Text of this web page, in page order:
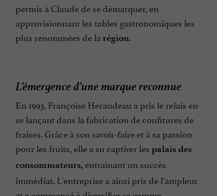
permis à Claude de se démarquer, en
approvisionnant les tables gastronomiques les
plus renommées de la région.
L’émergence d’une marque reconnue
En 1993, Françoise Heraudeau a pris le relais en
se lançant dans la fabrication de confitures de
fraises. Grâce à son savoir-faire et à sa passion
pour les fruits, elle a su captiver les palais des
consommateurs, entraînant un succès
immédiat. L'entreprise a ainsi pris de l’ampleur